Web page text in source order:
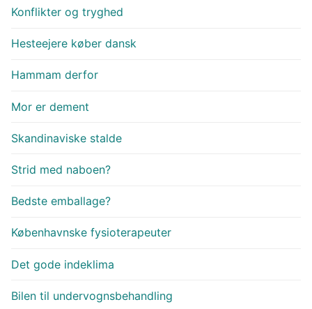
Konflikter og tryghed
Hesteejere køber dansk
Hammam derfor
Mor er dement
Skandinaviske stalde
Strid med naboen?
Bedste emballage?
Københavnske fysioterapeuter
Det gode indeklima
Bilen til undervognsbehandling